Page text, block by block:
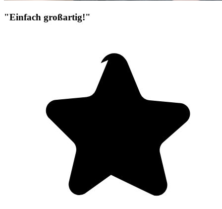
"Einfach großartig!"